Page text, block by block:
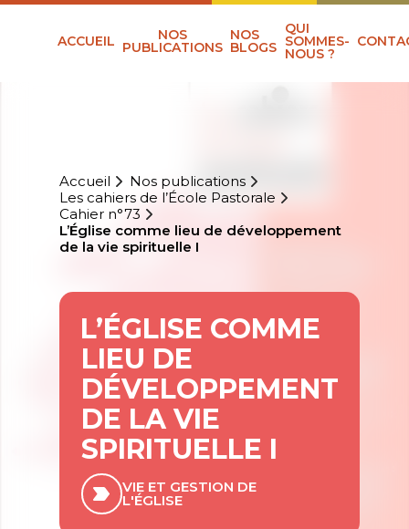
ACCUEIL NOS
PUBLICATIONS
NOS
BLOGS
QUI
SOMMES-
NOUS ?
Accueil
Nos publications
Les cahiers de l’École Pastorale
Cahier n°73
L’Église comme lieu de développement
de la vie spirituelle I
L’ÉGLISE COMME
LIEU DE
DÉVELOPPEMENT
DE LA VIE
SPIRITUELLE I
VIE ET GESTION DE
L'ÉGLISE